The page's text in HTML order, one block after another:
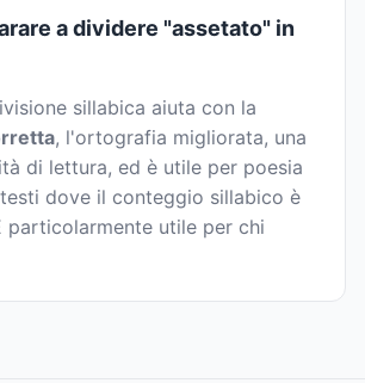
a dividere "assetato" in
sillabica aiuta con la
, l'ortografia migliorata, una
di lettura, ed è utile per poesia
dove il conteggio sillabico è
particolarmente utile per chi